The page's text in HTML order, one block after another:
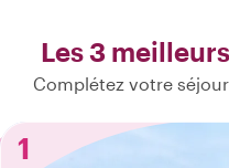
Les 3
Complétez votre
1